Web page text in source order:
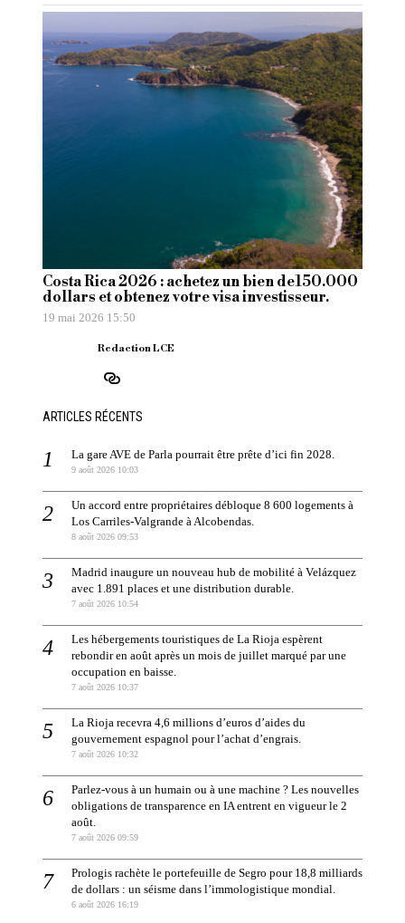
Costa Rica 2026 : achetez un bien de150.000
dollars et obtenez votre visa investisseur.
19 mai 2026 15:50
Redaction LCE
ARTICLES RÉCENTS
La gare AVE de Parla pourrait être prête d’ici fin 2028.
9 août 2026 10:03
Un accord entre propriétaires débloque 8 600 logements à
Los Carriles-Valgrande à Alcobendas.
8 août 2026 09:53
Madrid inaugure un nouveau hub de mobilité à Velázquez
avec 1.891 places et une distribution durable.
7 août 2026 10:54
Les hébergements touristiques de La Rioja espèrent
rebondir en août après un mois de juillet marqué par une
occupation en baisse.
7 août 2026 10:37
La Rioja recevra 4,6 millions d’euros d’aides du
gouvernement espagnol pour l’achat d’engrais.
7 août 2026 10:32
Parlez-vous à un humain ou à une machine ? Les nouvelles
obligations de transparence en IA entrent en vigueur le 2
août.
7 août 2026 09:59
Prologis rachète le portefeuille de Segro pour 18,8 milliards
de dollars : un séisme dans l’immologistique mondial.
6 août 2026 16:19